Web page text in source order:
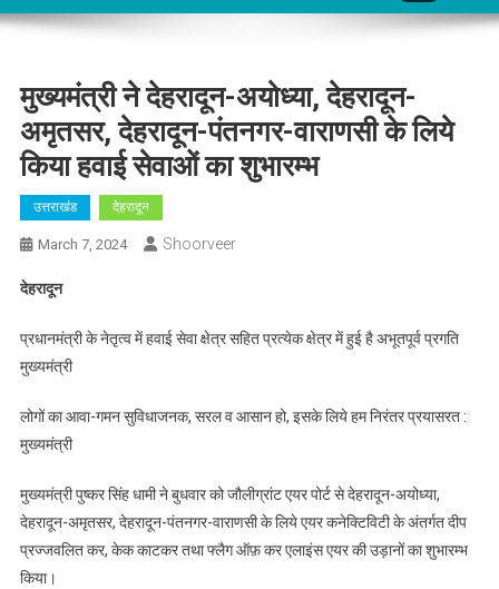
मुख्यमंत्री ने देहरादून-अयोध्या, देहरादून-
अमृतसर, देहरादून-पंतनगर-वाराणसी के लिये
किया हवाई सेवाओं का शुभारम्भ
उत्तराखंड देहरादून
March 7, 2024 Shoorveer
देहरादून
प्रधानमंत्री के नेतृत्व में हवाई सेवा क्षेत्र सहित प्रत्येक क्षेत्र में हुई है अभूतपूर्व प्रगति
मुख्यमंत्री
लोगों का आवा-गमन सुविधाजनक, सरल व आसान हो, इसके लिये हम निरंतर प्रयासरत :
मुख्यमंत्री
मुख्यमंत्री पुष्कर सिंह धामी ने बुधवार को जौलीग्रांट एयर पोर्ट से देहरादून-अयोध्या,
देहरादून-अमृतसर, देहरादून-पंतनगर-वाराणसी के लिये एयर कनेक्टिविटी के अंतर्गत दीप
प्रज्जवलित कर, केक काटकर तथा फ्लैग ऑफ़ कर एलाइंस एयर की उड़ानों का शुभारम्भ
किया।